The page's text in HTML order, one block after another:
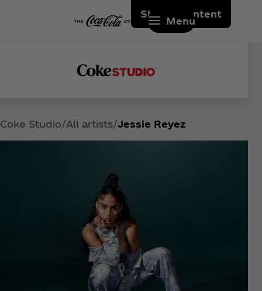
Skip to content
Menu
Coke Studio All artists Jessie Reyez